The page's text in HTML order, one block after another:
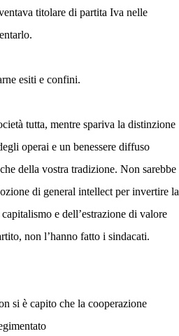
titolare di partita Iva nelle
esiti e confini.
tutta, mentre spariva la distinzione
operai e un benessere diffuso
della vostra tradizione. Non sarebbe
di general intellect per invertire la
e dell’estrazione di valore
non l’hanno fatto i sindacati.
si è capito che la cooperazione